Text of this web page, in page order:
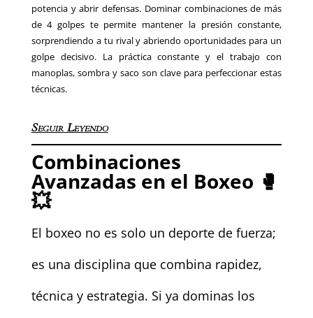
potencia y abrir defensas. Dominar combinaciones de más
de 4 golpes te permite mantener la presión constante,
sorprendiendo a tu rival y abriendo oportunidades para un
golpe decisivo. La práctica constante y el trabajo con
manoplas, sombra y saco son clave para perfeccionar estas
técnicas.
Seguir Leyendo
Combinaciones
Avanzadas en el Boxeo 🥊
💥
El boxeo no es solo un deporte de fuerza;
es una disciplina que combina rapidez,
técnica y estrategia. Si ya dominas los